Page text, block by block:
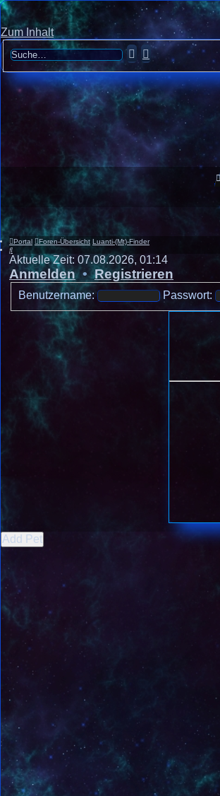
Zum Inhalt
Suche
Erweiterte
Suche
Portal Foren-Übersicht Luanti-(Mt)-Finder
Suche
Aktuelle Zeit: 07.08.2026, 01:14
Anmelden•Registrieren
Benutzername: Passwort:
Add Pet